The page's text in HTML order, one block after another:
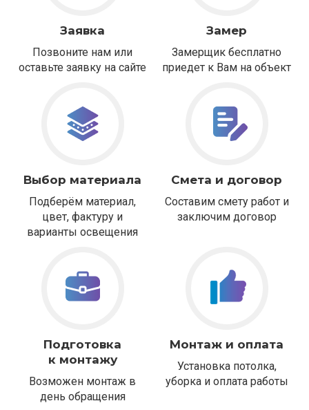
Заявка
Позвоните нам или
оставьте заявку на сайте
Замер
Замерщик бесплатно
приедет к Вам на объект
Выбор материала
Подберём материал,
цвет, фактуру и
варианты освещения
Смета и договор
Составим смету работ и
заключим договор
Подготовка
к монтажу
Возможен монтаж в
день обращения
Монтаж и оплата
Установка потолка,
уборка и оплата работы